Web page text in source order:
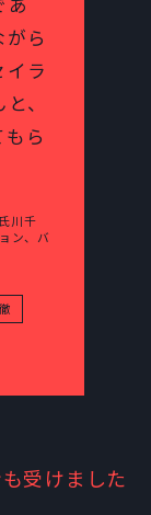
あ
ら
ラ
、
ら
川千
ン、バ
も受けました